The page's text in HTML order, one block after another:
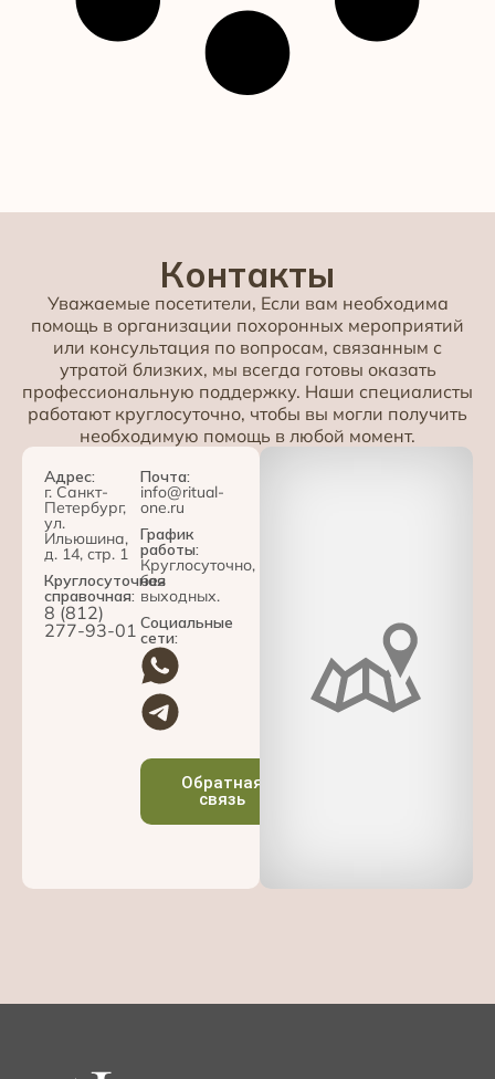
Контакты
Уважаемые посетители, Если вам необходима
помощь в организации похоронных мероприятий
или консультация по вопросам, связанным с
утратой близких, мы всегда готовы оказать
профессиональную поддержку. Наши специалисты
работают круглосуточно, чтобы вы могли получить
необходимую помощь в любой момент.
Адрес:
г. Санкт-
Петербург,
ул.
Ильюшина,
д. 14, стр. 1
Круглосуточная
справочная:
8 (812)
277-93-01
Почта:
info@ritual-
one.ru
График
работы:
Круглосуточно,
без
выходных.
Социальные
сети:
Обратная
связь